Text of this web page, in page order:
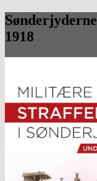
1918